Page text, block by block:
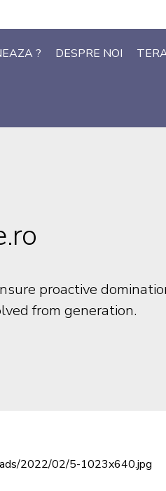
? DESPRE NOI
proactive
from generation.